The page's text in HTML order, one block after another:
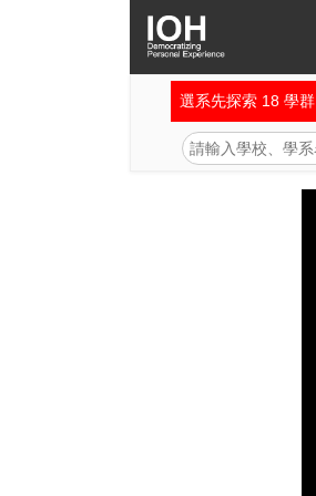
選系先探索 18 學群